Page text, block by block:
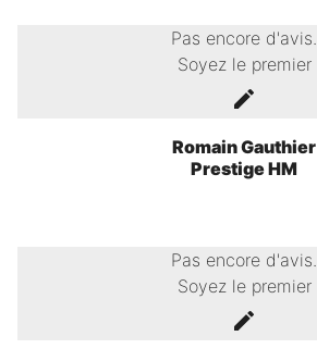
Pas encore d'avis.
Soyez le premier
Romain Gauthier
Prestige HM
Pas encore d'avis.
Soyez le premier